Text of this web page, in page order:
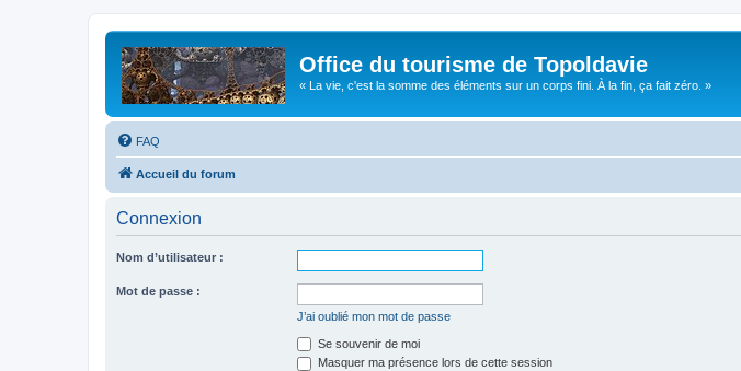
Office du tourisme de Topoldavie
« La vie, c'est la somme des éléments sur un corps fini. À la fin, ça fait zéro. »
FAQ
Accueil du forum
Connexion
Nom d’utilisateur :
Mot de passe :
J’ai oublié mon mot de passe
Se souvenir de moi
Masquer ma présence lors de cette session